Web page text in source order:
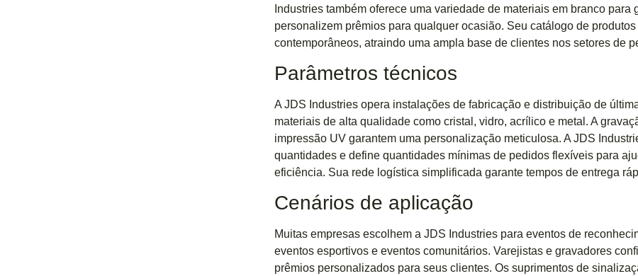
Industries também oferece uma variedade de materiais em branco
personalizem prêmios para qualquer ocasião. Seu catálogo de
contemporâneos, atraindo uma ampla base de clientes nos setores de
Parâmetros técnicos
A JDS Industries opera instalações de fabricação e distribuição de
materiais de alta qualidade como cristal, vidro, acrílico e metal. A
impressão UV garantem uma personalização meticulosa. A JDS
quantidades e define quantidades mínimas de pedidos flexíveis para
eficiência. Sua rede logística simplificada garante tempos de entrega
Cenários de aplicação
Muitas empresas escolhem a JDS Industries para eventos de
eventos esportivos e eventos comunitários. Varejistas e gravadores
prêmios personalizados para seus clientes. Os suprimentos de